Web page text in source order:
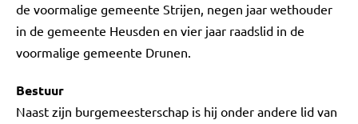
de voormalige gemeente Strijen, negen jaar wethouder
in de gemeente Heusden en vier jaar raadslid in de
voormalige gemeente Drunen.
Bestuur
Naast zijn burgemeesterschap is hij onder andere lid van